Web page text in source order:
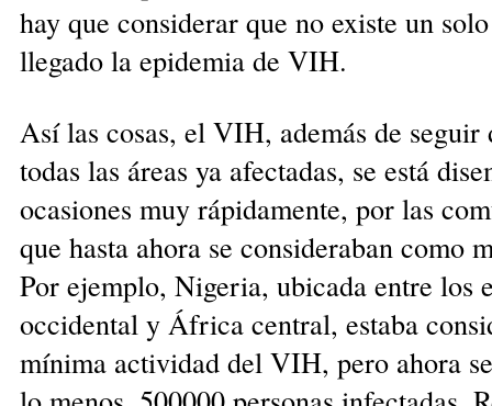
hay que considerar que no existe un
llegado la epidemia de VIH.
Así las cosas, el VIH, además de seguir
todas las áreas ya afectadas, se está
ocasiones muy rápidamente, por las
que hasta ahora se consideraban como
Por ejemplo, Nigeria, ubicada entre los
occidental y África central, estaba
mínima actividad del VIH, pero ahora